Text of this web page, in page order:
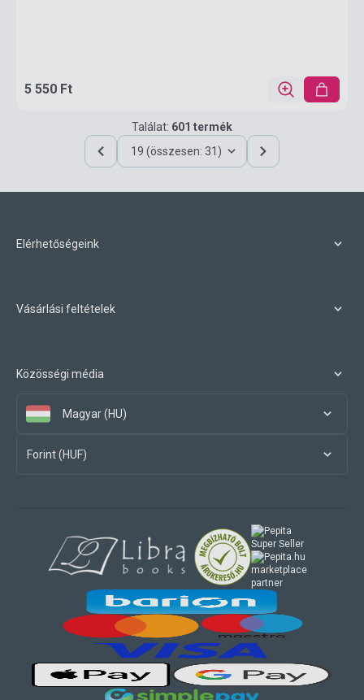
5 550 Ft
Találat: 601 termék
19 (összesen: 31)
Elérhetőségeink
Vásárlási feltételek
Közösségi média
Magyar (HU)
Forint (HUF)
marketplace
partner